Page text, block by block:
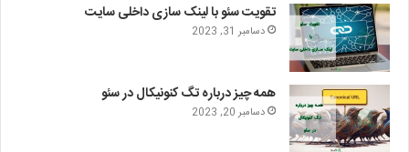
تقویت سئو با لینک سازی داخلی سایت
دسامبر 31, 2023
همه چیز درباره تگ کنونیکال در سئو
دسامبر 20, 2023